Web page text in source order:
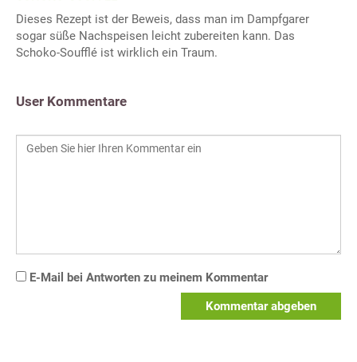
Dieses Rezept ist der Beweis, dass man im Dampfgarer
sogar süße Nachspeisen leicht zubereiten kann. Das
Schoko-Soufflé ist wirklich ein Traum.
User Kommentare
E-Mail bei Antworten zu meinem Kommentar
Kommentar abgeben